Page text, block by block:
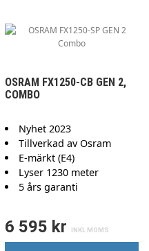
OSRAM FX1250-CB GEN 2,
COMBO
Nyhet 2023
Tillverkad av Osram
E-märkt (E4)
Lyser 1230 meter
5 års garanti
6 595 kr